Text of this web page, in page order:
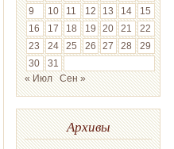
9
10 11 12 13 14
15
16
17 18 19 20 21
22
23
24 25 26 27 28
29
30
31
« Июл
Сен »
Архивы